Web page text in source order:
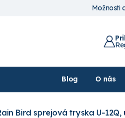
Možnosti
Blog O nás
Bird sprejová tryska U-12Q,